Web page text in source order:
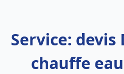
Service: devis
chauffe